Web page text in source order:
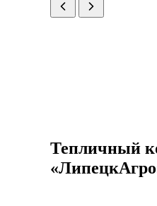
Тепличный